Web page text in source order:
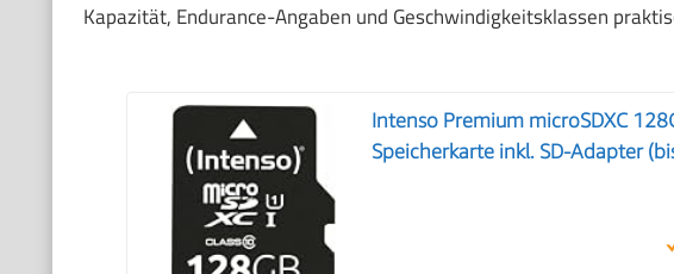
Kapazität, Endurance-Angaben und Geschwindigkeitsklassen
Intenso Premium microSDXC
Speicherkarte inkl. SD-Adapter